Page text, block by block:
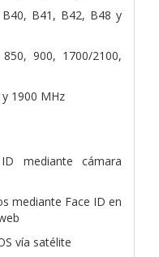
B41, B42, B48 y
850, 900, 1700/2100,
y 1900 MHz
mediante cámara
mediante Face ID en
vía satélite